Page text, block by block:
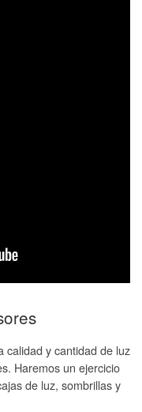
calidad y cantidad de luz
Haremos un ejercicio
de luz, sombrillas y